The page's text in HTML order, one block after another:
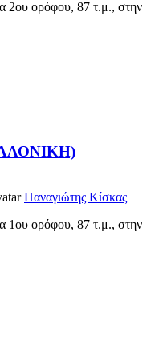
2ου ορόφου, 87 τ.μ., στην
Παναγιώτης Κίσκας
1ου ορόφου, 87 τ.μ., στην